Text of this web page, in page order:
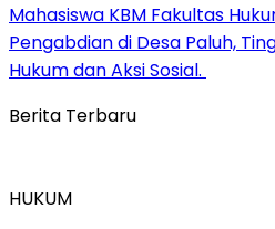
Mahasiswa KBM Fakultas
Pengabdian di Desa Paluh,
Hukum dan Aksi Sosial.
Berita Terbaru
HUKUM